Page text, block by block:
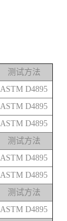
测试方法
ASTM D4895
ASTM D4895
ASTM D4895
测试方法
ASTM D4895
ASTM D4895
测试方法
ASTM D4895